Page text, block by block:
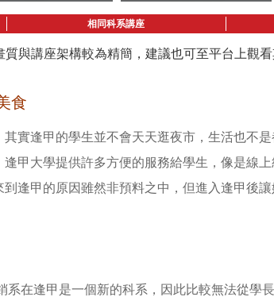
相同科系講座
與講座架構較為精簡，建議也可至平台上觀
食
實逢甲的學生並不會天天逛夜市，生活也不
甲大學提供許多方便的服務給學生，像是線
逢甲的原因雖然非預料之中，但進入逢甲後
系在逢甲是一個新的科系，因此比較無法從學